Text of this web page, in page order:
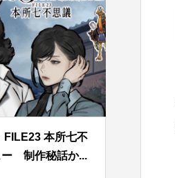
FILE23 本所七不
ー 制作秘話か...